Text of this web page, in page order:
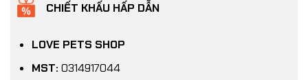
CHIẾT KHẤU HẤP DẪN
LOVE PETS SHOP
MST: 0314917044